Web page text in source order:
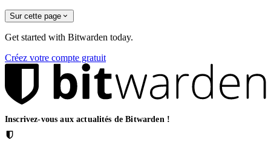
Sur cette page
Get started with Bitwarden today.
Créez votre compte gratuit
Inscrivez-vous aux actualités de Bitwarden !